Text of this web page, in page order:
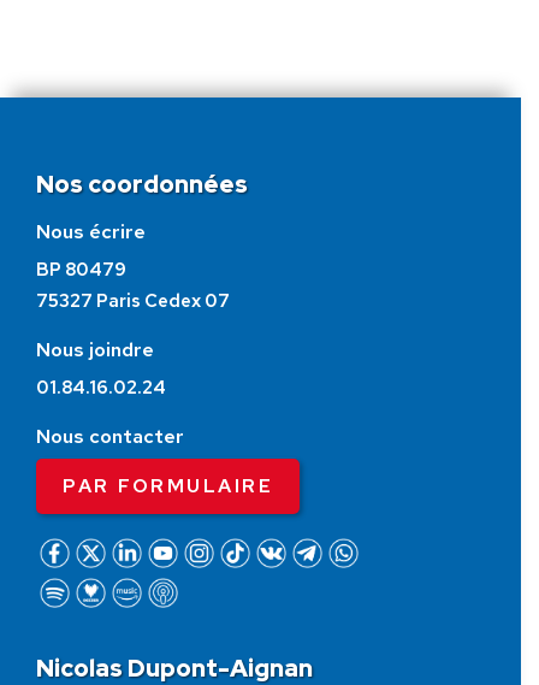
Nos coordonnées
Nous écrire
BP 80479
75327 Paris Cedex 07
Nous joindre
01.84.16.02.24
Nous contacter
PAR FORMULAIRE
Nicolas Dupont-Aignan